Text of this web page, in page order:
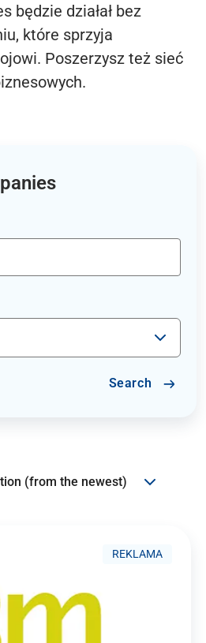
będzie działał bez
które sprzyja
Poszerzysz też sieć
Search
REKLAMA